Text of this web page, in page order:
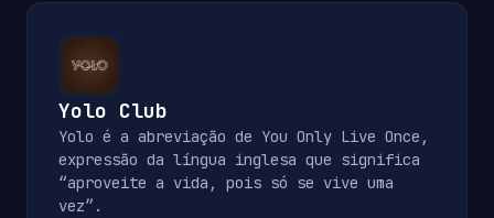
Yolo Club
Yolo é a abreviação de You Only Live Once,
expressão da língua inglesa que significa
“aproveite a vida, pois só se vive uma
vez”.